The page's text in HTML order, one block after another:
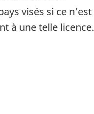
visés si ce n’est
à une telle licence.